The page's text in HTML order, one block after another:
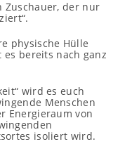
Zuschauer, der nur
physische Hülle
bereits nach ganz
wird es euch
Menschen
Energieraum von
isoliert wird.